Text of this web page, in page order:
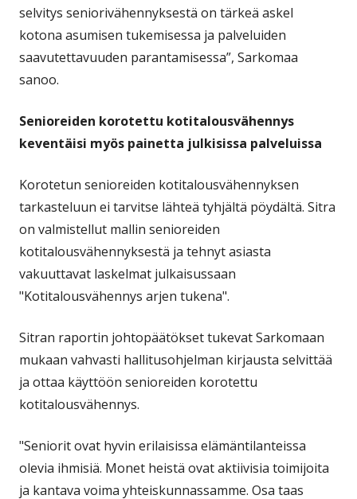
selvitys seniorivähennyksestä on tärkeä askel
kotona asumisen tukemisessa ja palveluiden
saavutettavuuden parantamisessa”, Sarkomaa
sanoo.
Senioreiden korotettu kotitalousvähennys
keventäisi myös painetta julkisissa palveluissa
Korotetun senioreiden kotitalousvähennyksen
tarkasteluun ei tarvitse lähteä tyhjältä pöydältä. Sitra
on valmistellut mallin senioreiden
kotitalousvähennyksestä ja tehnyt asiasta
vakuuttavat laskelmat julkaisussaan
"Kotitalousvähennys arjen tukena".
Sitran raportin johtopäätökset tukevat Sarkomaan
mukaan vahvasti hallitusohjelman kirjausta selvittää
ja ottaa käyttöön senioreiden korotettu
kotitalousvähennys.
"Seniorit ovat hyvin erilaisissa elämäntilanteissa
olevia ihmisiä. Monet heistä ovat aktiivisia toimijoita
ja kantava voima yhteiskunnassamme. Osa taas